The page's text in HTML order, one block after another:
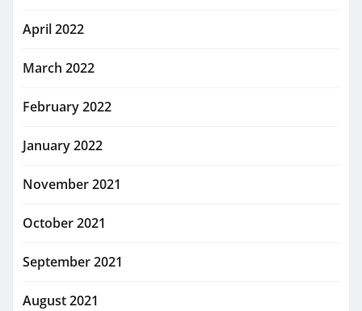
April 2022
March 2022
February 2022
January 2022
November 2021
October 2021
September 2021
August 2021